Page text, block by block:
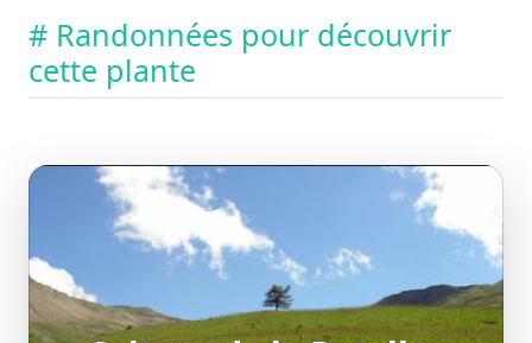
# Randonnées pour découvrir
cette plante